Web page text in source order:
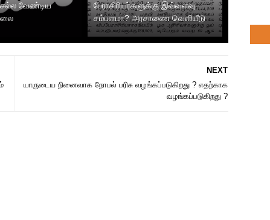
வேண்டிய
பேராசிரியர்களுக்கு இவ்வளவு
சம்பளமா? அரசாணை வெளியீடு
NEXT
யாருடைய நினைவாக நோபல் பரிசு வழங்கப்படுகிறது ? எதற்காக
வழங்கப்படுகிறது ?